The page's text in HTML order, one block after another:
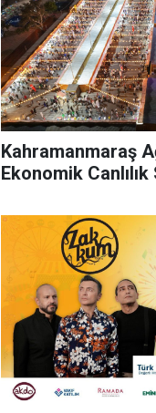
Kahramanmaraş
Ekonomik Canlılık